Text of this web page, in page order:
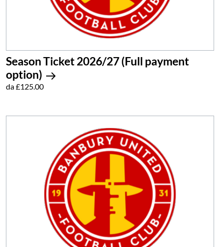
Season Ticket 2026/27 (Full payment
option)
da £125.00